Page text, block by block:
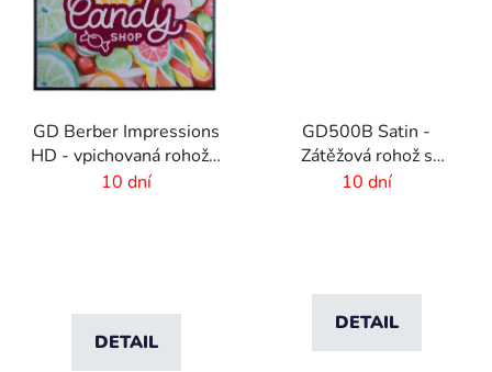
GD Berber Impressions
HD - vpichovaná rohož s
logom
10 dní
DETAIL
GD500B Satin -
Zátěžová rohož s
digitálnou potlačou a
10 dní
DETAIL